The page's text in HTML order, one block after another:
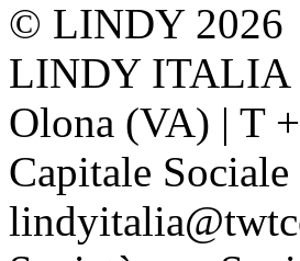
© LINDY 2026
LINDY ITALIA
Olona (VA) | T
Capitale